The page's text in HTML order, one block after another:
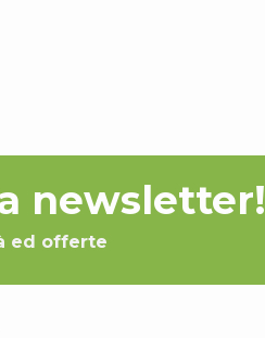
newsletter!
ed offerte